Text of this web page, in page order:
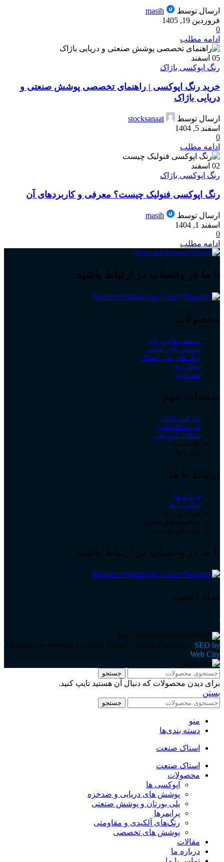
ارسال توسط
masih
فروردین 19, 1405
0
ادامه مطلب
05 اسفند
رنگ اپوکسی باژاک
خرید رنگ اپوکسی | راهنمای تخصصی پوشش صنعتی و
دریایی باژاک
ارسال توسط
stocksanaat
اسفند 5, 1404
0
ادامه مطلب
02 اسفند
رنگ اپوکسی باژاک
رنگ اپوکسی فنولیک چیست؟ معرفی و کاربردهای آن
ارسال توسط
masih
اسفند 1, 1404
0
ادامه مطلب
با ما در واتساپ در ارتباط باشید
محصولات
پوشش های دریایی
پوشش های صنعتی
رنگ های سی استاک
زینک ریچ
ضد خزه
صفحات مهم
شرکت باژاک
فروشگاه آنلاین
مقالات آموزشی
خدمات ما
پروژه ها
ارتباط با ما
درباره ما
تماس با ما
همکاری با ما
موقعیت های شغلی
نمایندگی فروش
با ما در واتساپ در ارتباط باشید
نماد اعتماد
All rights are reserved for Stock Sanaat Caspian Company - SEO by
Web City
جستجو
برای دیدن محصولات که دنبال آن هستید تایپ کنید.
بستن
جستجو
منو
دسته بندی‌ها
استاک صنعت
استاک صنعت
محصولات
اپوکسی ها
پوشش های دریایی و ضدخزه
پلی یورتان و پوشش صنعتی
پرایمرها
رنگ‌های آلکیدی و مقاومتی
پوشش های تخصصی
مقالات
درباره ما